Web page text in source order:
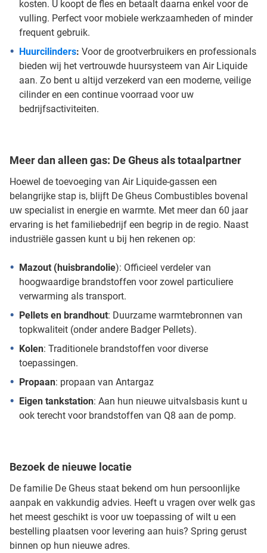
kosten. U koopt de fles en betaalt daarna enkel voor de
vulling. Perfect voor mobiele werkzaamheden of minder
frequent gebruik.
Huurcilinders: Voor de grootverbruikers en professionals
bieden wij het vertrouwde huursysteem van Air Liquide
aan. Zo bent u altijd verzekerd van een moderne, veilige
cilinder en een continue voorraad voor uw
bedrijfsactiviteiten.
Meer dan alleen gas: De Gheus als totaalpartner
Hoewel de toevoeging van Air Liquide-gassen een
belangrijke stap is, blijft De Gheus Combustibles bovenal
uw specialist in energie en warmte. Met meer dan 60 jaar
ervaring is het familiebedrijf een begrip in de regio. Naast
industriële gassen kunt u bij hen rekenen op:
Mazout (huisbrandolie): Officieel verdeler van
hoogwaardige brandstoffen voor zowel particuliere
verwarming als transport.
Pellets en brandhout: Duurzame warmtebronnen van
topkwaliteit (onder andere Badger Pellets).
Kolen: Traditionele brandstoffen voor diverse
toepassingen.
Propaan: propaan van Antargaz
Eigen tankstation: Aan hun nieuwe uitvalsbasis kunt u
ook terecht voor brandstoffen van Q8 aan de pomp.
Bezoek de nieuwe locatie
De familie De Gheus staat bekend om hun persoonlijke
aanpak en vakkundig advies. Heeft u vragen over welk gas
het meest geschikt is voor uw toepassing of wilt u een
bestelling plaatsen voor levering aan huis? Spring gerust
binnen op hun nieuwe adres.